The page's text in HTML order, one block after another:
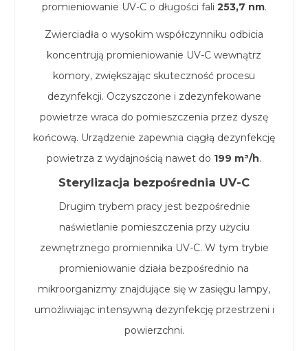
promieniowanie UV-C o długości fali 253,7 nm.
Zwierciadła o wysokim współczynniku odbicia
koncentrują promieniowanie UV-C wewnątrz
komory, zwiększając skuteczność procesu
dezynfekcji. Oczyszczone i zdezynfekowane
powietrze wraca do pomieszczenia przez dyszę
końcową. Urządzenie zapewnia ciągłą dezynfekcję
powietrza z wydajnością nawet do 199 m³/h.
Sterylizacja bezpośrednia UV-C
Drugim trybem pracy jest bezpośrednie
naświetlanie pomieszczenia przy użyciu
zewnętrznego promiennika UV-C. W tym trybie
promieniowanie działa bezpośrednio na
mikroorganizmy znajdujące się w zasięgu lampy,
umożliwiając intensywną dezynfekcję przestrzeni i
powierzchni.